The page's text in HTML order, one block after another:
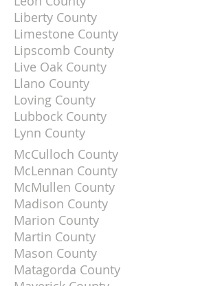
Liberty County
Limestone County
Lipscomb County
Live Oak County
Llano County
Loving County
Lubbock County
Lynn County
McCulloch County
McLennan County
McMullen County
Madison County
Marion County
Martin County
Mason County
Matagorda County